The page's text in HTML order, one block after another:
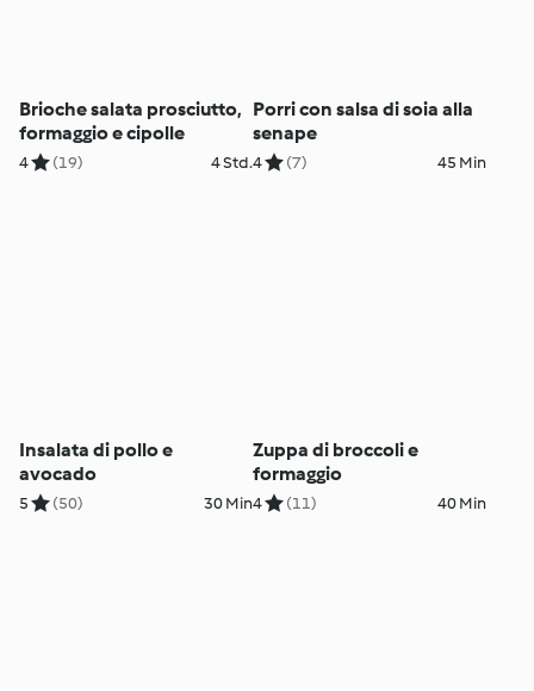
Brioche salata prosciutto,
formaggio e cipolle
4 (19) 4 Std.
Porri con salsa di soia alla
senape
4 (7) 45 Min
Insalata di pollo e
avocado
5 (50) 30 Min
Zuppa di broccoli e
formaggio
4 (11) 40 Min